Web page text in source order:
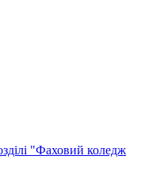
"Фаховий коледж